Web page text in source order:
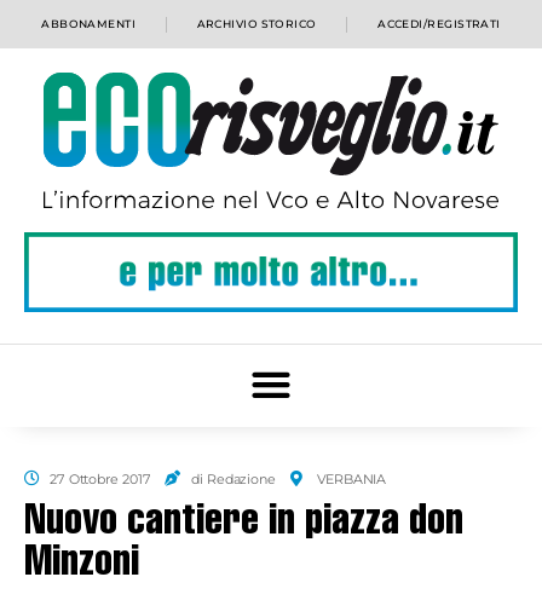
ABBONAMENTI ARCHIVIO STORICO ACCEDI/REGISTRATI
27 Ottobre 2017 di Redazione VERBANIA
Nuovo cantiere in piazza don
Minzoni